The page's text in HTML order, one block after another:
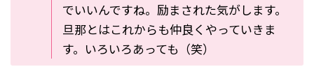
でいいんですね。励まされた気がします。
旦那とはこれからも仲良くやっていきま
す。いろいろあっても（笑）